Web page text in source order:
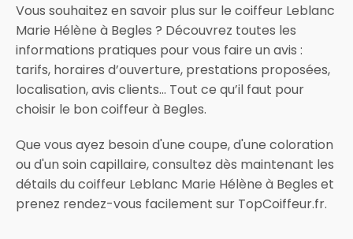
Vous souhaitez en savoir plus sur le coiffeur Leblanc
Marie Hélène à Begles ? Découvrez toutes les
informations pratiques pour vous faire un avis :
tarifs, horaires d’ouverture, prestations proposées,
localisation, avis clients… Tout ce qu’il faut pour
choisir le bon coiffeur à Begles.
Que vous ayez besoin d'une coupe, d'une coloration
ou d'un soin capillaire, consultez dès maintenant les
détails du coiffeur Leblanc Marie Hélène à Begles et
prenez rendez-vous facilement sur TopCoiffeur.fr.